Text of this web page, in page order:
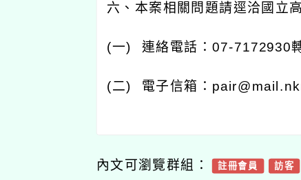
六、本案相關問題請逕洽國立
(一) 連絡電話： 07-7172930
(二) 電子信箱：
內文可瀏覽群組： 註冊會員 訪客